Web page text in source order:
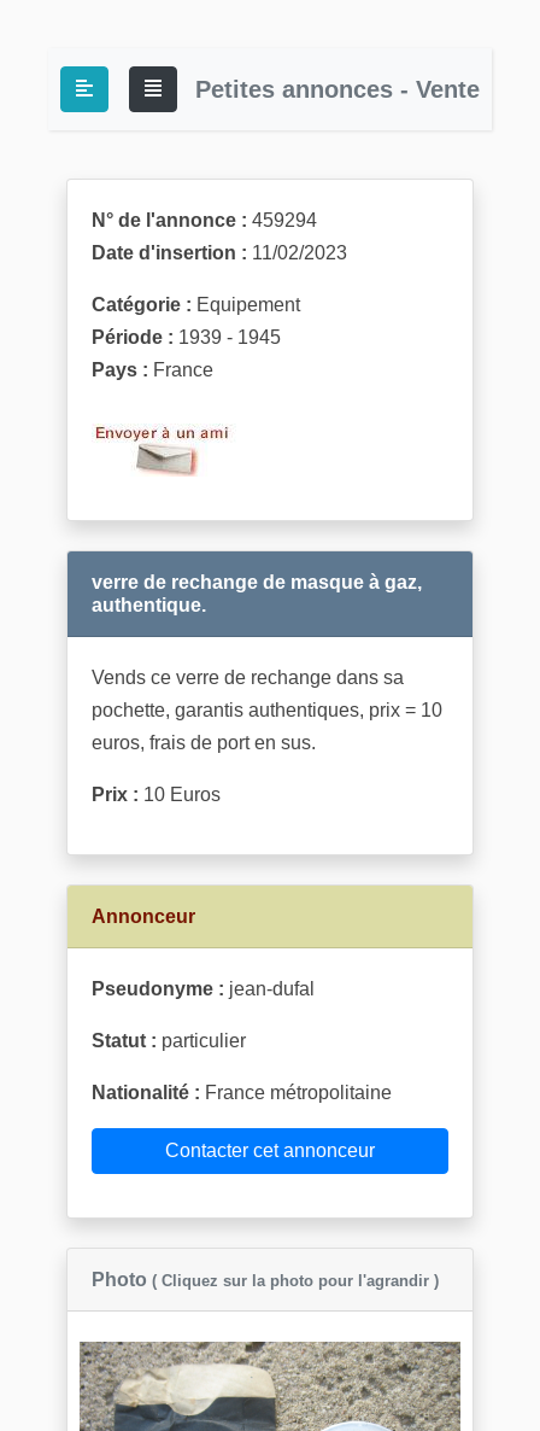
Petites annonces - Vente
N° de l'annonce : 459294
Date d'insertion : 11/02/2023
Catégorie : Equipement
Période : 1939 - 1945
Pays : France
verre de rechange de masque à gaz,
authentique.
Vends ce verre de rechange dans sa
pochette, garantis authentiques, prix = 10
euros, frais de port en sus.
Prix : 10 Euros
Annonceur
Pseudonyme : jean-dufal
Statut : particulier
Nationalité : France métropolitaine
Contacter cet annonceur
Photo ( Cliquez sur la photo pour l'agrandir )